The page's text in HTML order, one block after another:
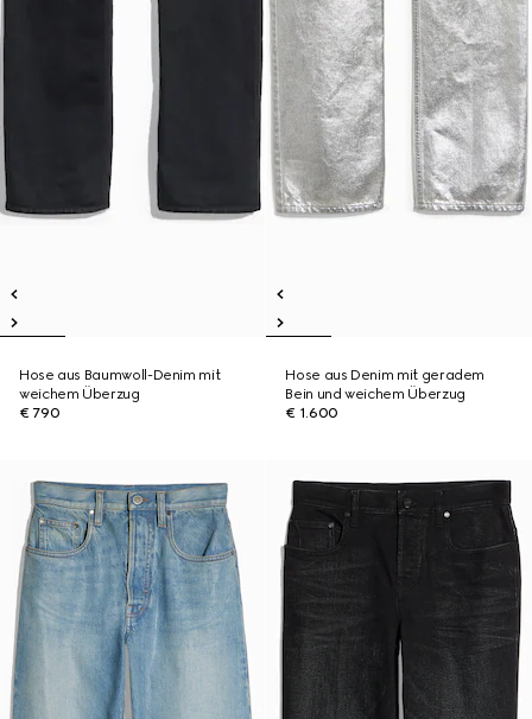
Hose aus Baumwoll-Denim mit
weichem Überzug
€ 790
Hose aus Denim mit geradem
Bein und weichem Überzug
€ 1.600